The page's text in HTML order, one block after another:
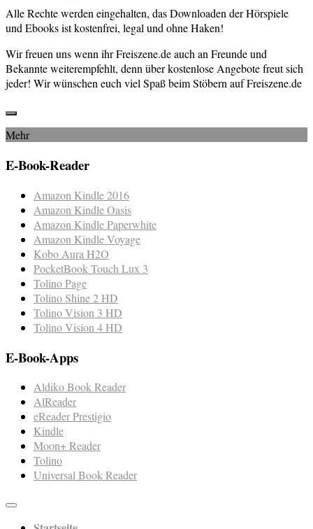
Alle Rechte werden eingehalten, das Downloaden der Hörspiele
und Ebooks ist kostenfrei, legal und ohne Haken!
Wir freuen uns wenn ihr Freiszene.de auch an Freunde und
Bekannte weiterempfehlt, denn über kostenlose Angebote freut sich
jeder! Wir wünschen euch viel Spaß beim Stöbern auf Freiszene.de
Mehr
E-Book-Reader
Amazon Kindle 2016
Amazon Kindle Oasis
Amazon Kindle Paperwhite
Amazon Kindle Voyage
Kobo Aura H2O
PocketBook Touch Lux 3
Tolino Page
Tolino Shine 2 HD
Tolino Vision 3 HD
Tolino Vision 4 HD
E-Book-Apps
Aldiko Book Reader
AlReader
eReader Prestigio
Kindle
Moon+ Reader
Tolino
Universal Book Reader